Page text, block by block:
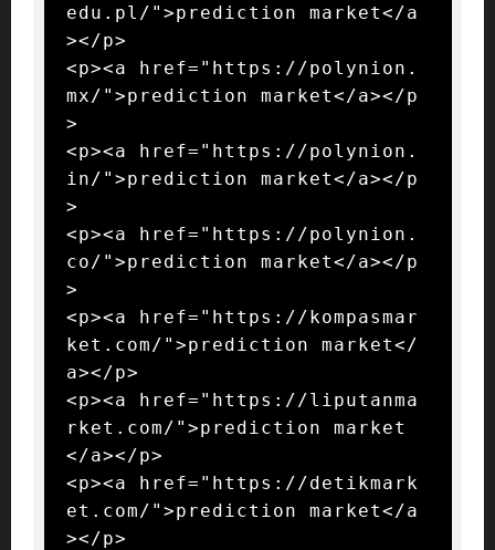
edu.pl/">prediction market</a
></p>
<p><a href="https://polynion.
mx/">prediction market</a></p
>
<p><a href="https://polynion.
in/">prediction market</a></p
>
<p><a href="https://polynion.
co/">prediction market</a></p
>
<p><a href="https://kompasmar
ket.com/">prediction market</
a></p>
<p><a href="https://liputanma
rket.com/">prediction market
</a></p>
<p><a href="https://detikmark
et.com/">prediction market</a
></p>